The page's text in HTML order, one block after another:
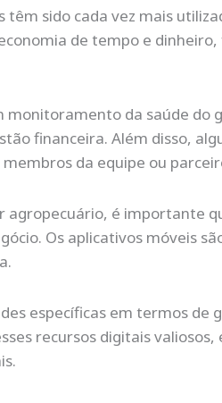
sido cada vez mais
de tempo e
da saúde do
financeira. Além disso,
da equipe ou
é importante
Os aplicativos móveis
específicas em termos
recursos digitais